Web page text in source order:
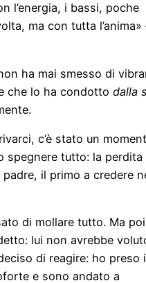
l’energia, i bassi, poche
ma con tutta l’anima»
ha mai smesso di
che lo ha condotto dalla
c’è stato un
spegnere tutto: la perdita
il primo a credere
di mollare tutto. Ma poi
lui non avrebbe
di reagire: ho preso
e sono andato a